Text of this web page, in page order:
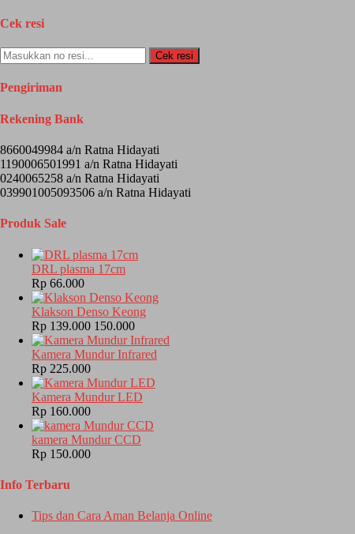
Cek resi
Cek resi
Pengiriman
Rekening Bank
8660049984 a/n Ratna Hidayati
1190006501991 a/n Ratna Hidayati
0240065258 a/n Ratna Hidayati
039901005093506 a/n Ratna Hidayati
Produk Sale
DRL plasma 17cm
Rp 66.000
Klakson Denso Keong
Rp 139.000 150.000
Kamera Mundur Infrared
Rp 225.000
Kamera Mundur LED
Rp 160.000
kamera Mundur CCD
Rp 150.000
Info Terbaru
Tips dan Cara Aman Belanja Online